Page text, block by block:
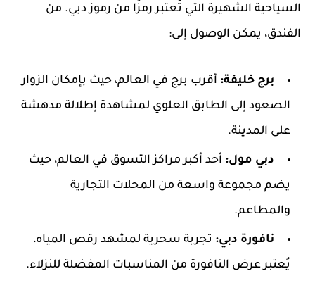
السياحية الشهيرة التي تُعتبر رمزًا من رموز دبي. من
الفندق، يمكن الوصول إلى:
برج خليفة: أقرب برج في العالم، حيث بإمكان الزوار
الصعود إلى الطابق العلوي لمشاهدة إطلالة مدهشة
على المدينة.
دبي مول: أحد أكبر مراكز التسوق في العالم، حيث
يضم مجموعة واسعة من المحلات التجارية
والمطاعم.
نافورة دبي: تجربة سحرية لمشهد رقص المياه،
يُعتبر عرض النافورة من المناسبات المفضلة للنزلاء.